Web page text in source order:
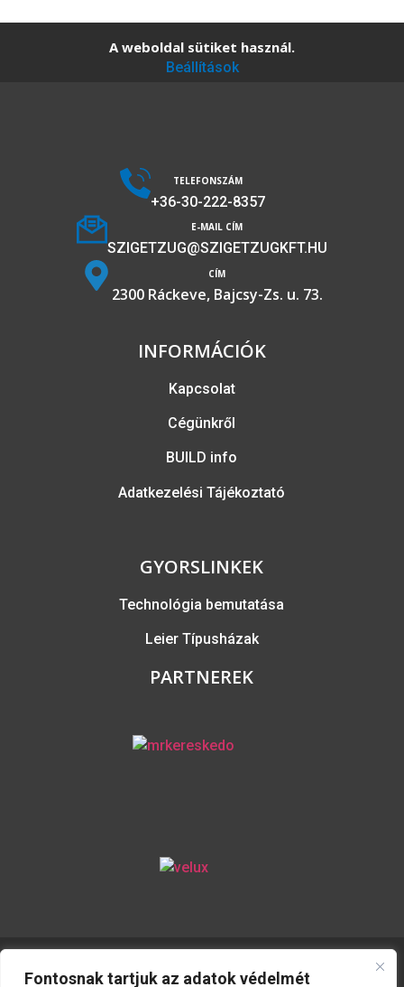
Fontosnak tartjuk az adatok védelmét
A weboldal sütiket használ.
Beállítások
TELEFONSZÁM
+36-30-222-8357
E-MAIL CÍM
SZIGETZUG@SZIGETZUGKFT.HU
CÍM
2300 Ráckeve, Bajcsy-Zs. u. 73.
INFORMÁCIÓK
Kapcsolat
Cégünkről
BUILD info
Adatkezelési Tájékoztató
GYORSLINKEK
Technológia bemutatása
Leier Típusházak
PARTNEREK